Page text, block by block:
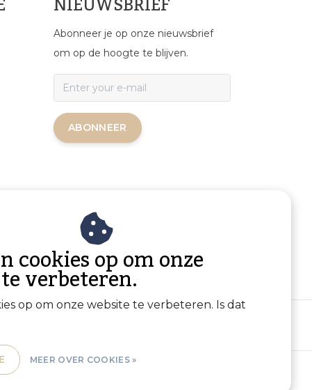
Abonneer je op onze nieuwsbrief
om op de hoogte te blijven.
ABONNEER
Sitemap
cookies op om onze
verbeteren.
op om onze website te verbeteren. Is dat
MEER OVER COOKIES »